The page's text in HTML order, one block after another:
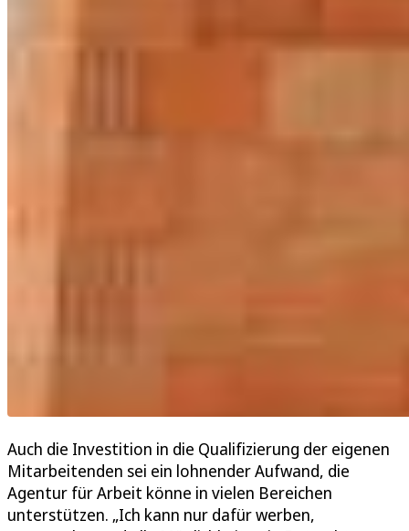
Auch die Investition in die Qualifizierung der eigenen
Mitarbeitenden sei ein lohnender Aufwand, die
Agentur für Arbeit könne in vielen Bereichen
unterstützen. „Ich kann nur dafür werben,